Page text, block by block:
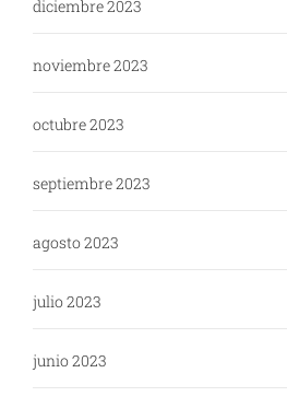
diciembre 2023
noviembre 2023
octubre 2023
septiembre 2023
agosto 2023
julio 2023
junio 2023